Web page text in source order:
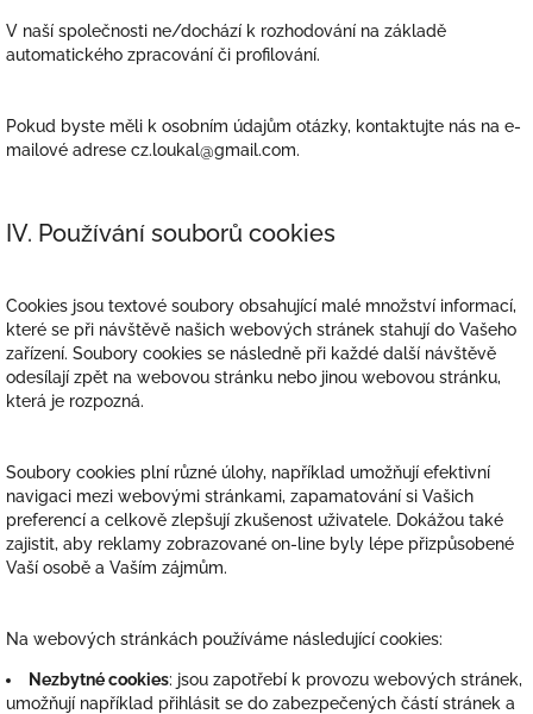
V naší společnosti ne/dochází k rozhodování na základě
automatického zpracování či profilování.
Pokud byste měli k osobním údajům otázky, kontaktujte nás na e-
mailové adrese cz.loukal@gmail.com.
IV. Používání souborů cookies
Cookies jsou textové soubory obsahující malé množství informací,
které se při návštěvě našich webových stránek stahují do Vašeho
zařízení. Soubory cookies se následně při každé další návštěvě
odesílají zpět na webovou stránku nebo jinou webovou stránku,
která je rozpozná.
Soubory cookies plní různé úlohy, například umožňují efektivní
navigaci mezi webovými stránkami, zapamatování si Vašich
preferencí a celkově zlepšují zkušenost uživatele. Dokážou také
zajistit, aby reklamy zobrazované on-line byly lépe přizpůsobené
Vaší osobě a Vaším zájmům.
Na webových stránkách používáme následující cookies:
Nezbytné cookies: jsou zapotřebí k provozu webových stránek,
umožňují například přihlásit se do zabezpečených částí stránek a